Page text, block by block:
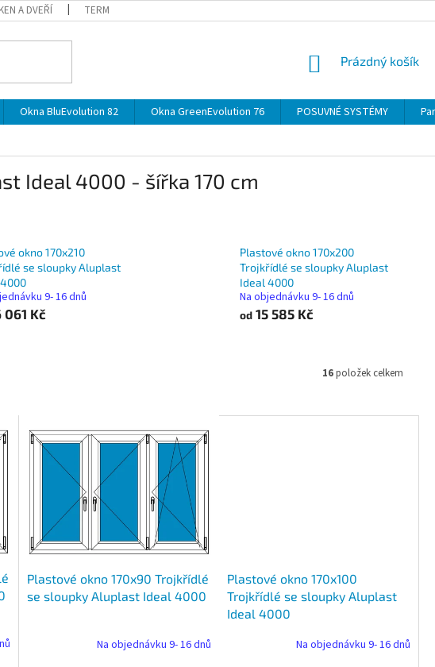
A DVEŘÍ TERMÍNY
NÁKUPNÍ
Prázdný košík
Okna BluEvolution 82 Okna GreenEvolution 76 POSUVNÉ SYSTÉMY
Ideal 4000 - šířka 170 cm
okno 170x210
se sloupky Aluplast
9- 16 dnů
061 Kč
Plastové okno 170x200
Trojkřídlé se sloupky Aluplast
Ideal 4000
Na objednávku 9- 16 dnů
od15 585 Kč
16položek celkem
Plastové okno 170x90 Trojkřídlé
se sloupky Aluplast Ideal 4000
Na objednávku 9- 16 dnů
Plastové okno 170x100
Trojkřídlé se sloupky Aluplast
Ideal 4000
Na objednávku 9- 16 dnů